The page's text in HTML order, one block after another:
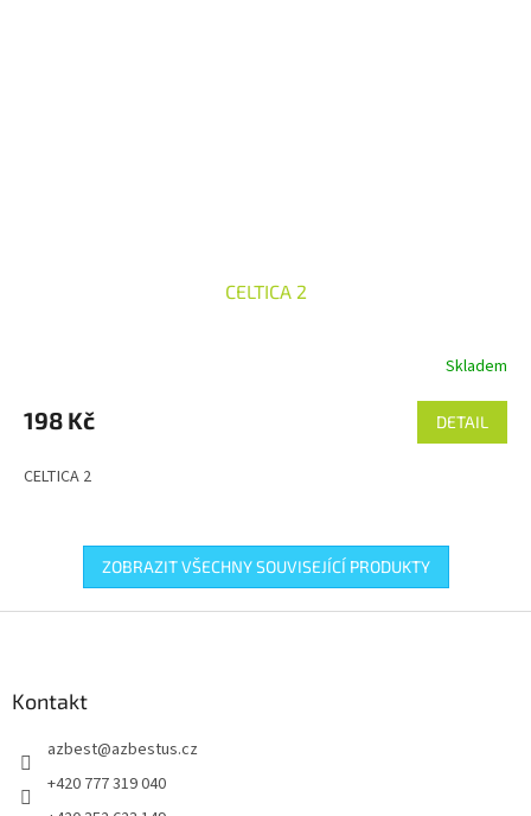
CELTICA 2
Skladem
198 Kč DETAIL
CELTICA 2
ZOBRAZIT VŠECHNY SOUVISEJÍCÍ PRODUKTY
Kontakt
azbest@azbestus.cz
+420 777 319 040